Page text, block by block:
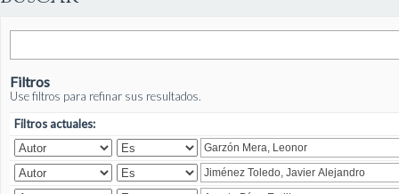
Filtros
Use filtros para refinar sus resultados.
Filtros actuales: